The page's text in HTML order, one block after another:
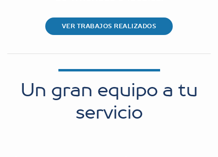
VER TRABAJOS REALIZADOS
Un gran equipo a tu
servicio